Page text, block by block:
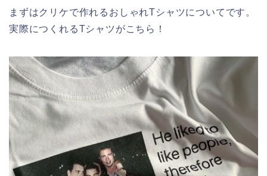
まずはクリケで作れるおしゃれTシャツについてです。
実際につくれるTシャツがこちら！